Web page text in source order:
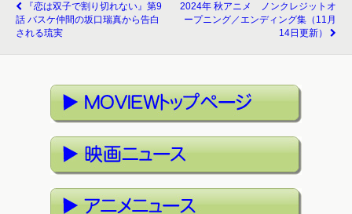
『恋は双子で割り切れない』第9
話 バスケ仲間の坂口瑞真から告白
される琉実
2024年 秋アニメ ノンクレジットオ
ープニング／エンディング集（11月
14日更新）